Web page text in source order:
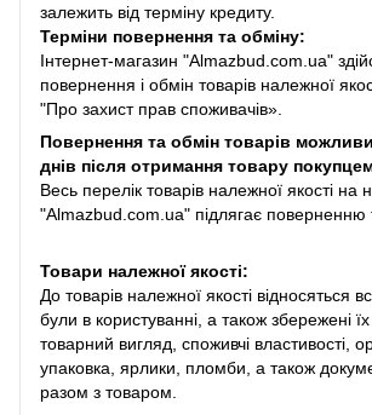
залежить від терміну кредиту.
Терміни повернення та обміну:
Інтернет-магазин "Almazbud.com.ua"
повернення і обмін товарів належної
"Про захист прав споживачів».
Повернення та обмін товарів
днів після отримання товару
Весь перелік товарів належної якості на
"Almazbud.com.ua" підлягає поверненню
Товари належної якості:
До товарів належної якості відносяться
були в користуванні, а також збережені
товарний вигляд, споживчі властивості,
упаковка, ярлики, пломби, а також
разом з товаром.